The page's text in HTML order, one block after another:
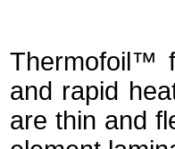
Thermofoil™
and rapid
are thin and